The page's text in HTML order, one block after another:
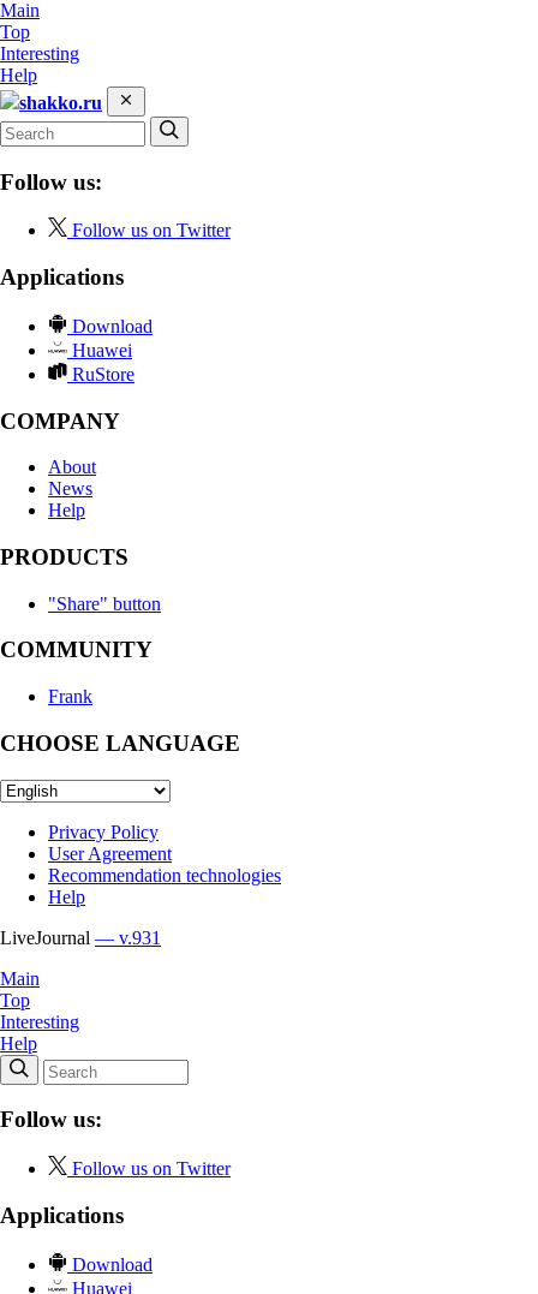
Main
Top
Interesting
Help
shakko.ru
Follow us:
Follow us on Twitter
Applications
Download
Huawei
RuStore
COMPANY
About
News
Help
PRODUCTS
"Share" button
COMMUNITY
Frank
CHOOSE LANGUAGE
Privacy Policy
User Agreement
Recommendation technologies
Help
LiveJournal — v.931
Main
Top
Interesting
Help
Follow us:
Follow us on Twitter
Applications
Download
Huawei